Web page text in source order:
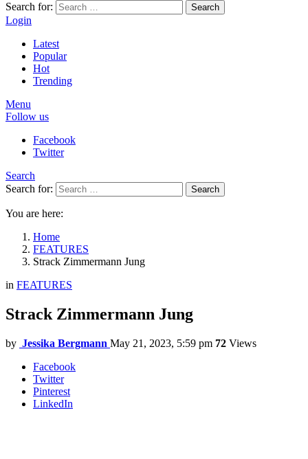
Search for:
Search
Login
Latest
Popular
Hot
Trending
Menu
Follow us
Facebook
Twitter
Search
Search for:
Search
You are here:
Home
FEATURES
Strack Zimmermann Jung
in FEATURES
Strack Zimmermann Jung
by Jessika Bergmann May 21, 2023, 5:59 pm 72 Views
Facebook
Twitter
Pinterest
LinkedIn